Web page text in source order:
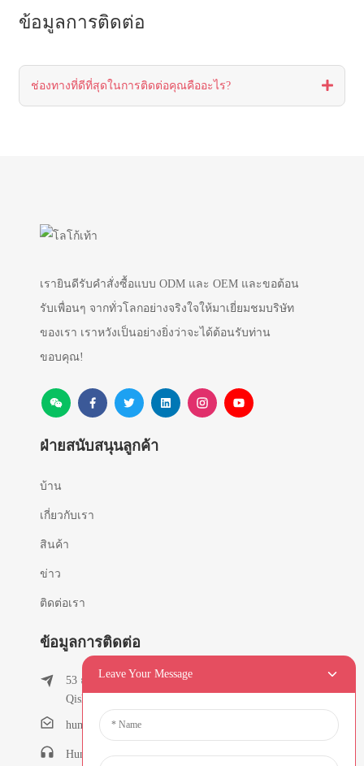
ข้อมูลการติดต่อ
ช่องทางที่ดีที่สุดในการติดต่อคุณคืออะไร?
เรายินดีรับคำสั่งซื้อแบบ ODM และ OEM และขอต้อน
รับเพื่อนๆ จากทั่วโลกอย่างจริงใจให้มาเยี่ยมชมบริษัท
ของเรา เราหวังเป็นอย่างยิ่งว่าจะได้ต้อนรับท่าน
ขอบคุณ!
ฝ่ายสนับสนุนลูกค้า
บ้าน
เกี่ยวกับเรา
สินค้า
ข่าว
ติดต่อเรา
ข้อมูลการติดต่อ
53 ถนน East Chunfeng, หมู่บ้าน Tielukeng, เมือง
Qishi, ตงกวน, กวางตุ้ง, จีน
humanlu@foxmail.com
Humanlu:+86-15818288461
Leave Your Message